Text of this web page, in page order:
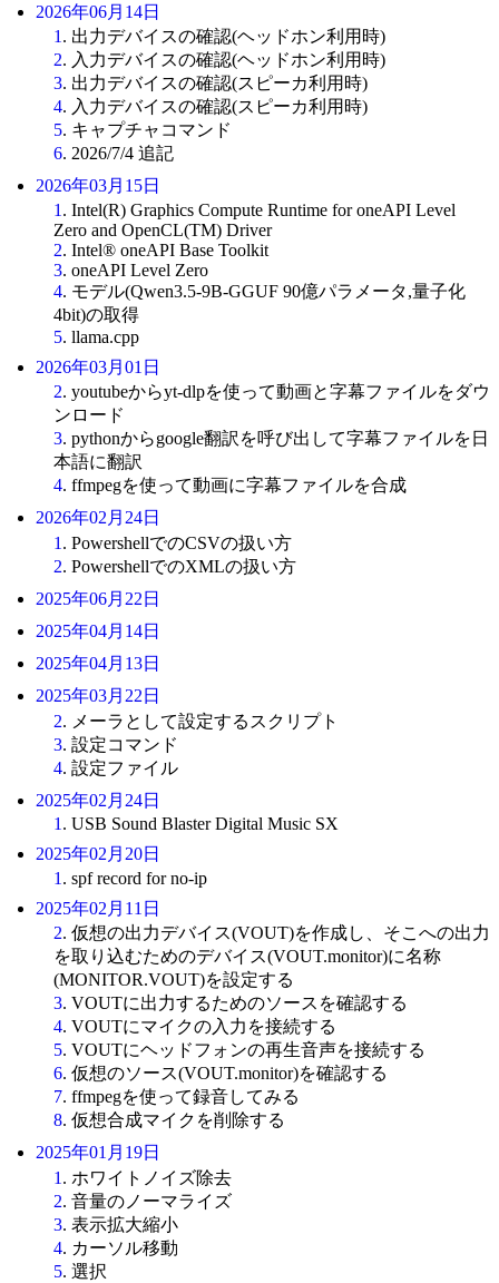
2026年06月14日
1 . 出力デバイスの確認(ヘッドホン利用時)
2. 入力デバイスの確認(ヘッドホン利用時)
3. 出力デバイスの確認(スピーカ利用時)
4. 入力デバイスの確認(スピーカ利用時)
5. キャプチャコマンド
6. 2026/7/4 追記
2026年03月15日
1 . Intel(R) Graphics Compute Runtime for oneAPI Level
Zero and OpenCL(TM) Driver
2. Intel® oneAPI Base Toolkit
3. oneAPI Level Zero
4. モデル(Qwen3.5-9B-GGUF 90億パラメータ,量子化
4bit)の取得
5. llama.cpp
2026年03月01日
2. youtubeからyt-dlpを使って動画と字幕ファイルをダウ
ンロード
3. pythonからgoogle翻訳を呼び出して字幕ファイルを日
本語に翻訳
4. ffmpegを使って動画に字幕ファイルを合成
2026年02月24日
1 . PowershellでのCSVの扱い方
2. PowershellでのXMLの扱い方
2025年06月22日
2025年04月14日
2025年04月13日
2025年03月22日
2. メーラとして設定するスクリプト
3. 設定コマンド
4. 設定ファイル
2025年02月24日
1 . USB Sound Blaster Digital Music SX
2025年02月20日
1 . spf record for no-ip
2025年02月11日
2. 仮想の出力デバイス(VOUT)を作成し、そこへの出力
を取り込むためのデバイス(VOUT.monitor)に名称
(MONITOR.VOUT)を設定する
3. VOUTに出力するためのソースを確認する
4. VOUTにマイクの入力を接続する
5. VOUTにヘッドフォンの再生音声を接続する
6. 仮想のソース(VOUT.monitor)を確認する
7. ffmpegを使って録音してみる
8. 仮想合成マイクを削除する
2025年01月19日
1 . ホワイトノイズ除去
2. 音量のノーマライズ
3. 表示拡大縮小
4. カーソル移動
5. 選択